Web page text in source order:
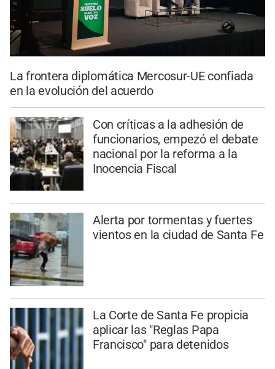
La frontera diplomática Mercosur-UE confiada
en la evolución del acuerdo
Con críticas a la adhesión de
funcionarios, empezó el debate
nacional por la reforma a la
Inocencia Fiscal
Alerta por tormentas y fuertes
vientos en la ciudad de Santa Fe
La Corte de Santa Fe propicia
aplicar las "Reglas Papa
Francisco" para detenidos